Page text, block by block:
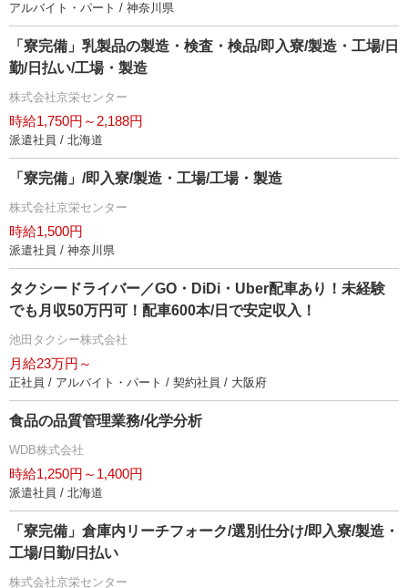
アルバイト・パート / 神奈川県
「寮完備」乳製品の製造・検査・検品/即入寮/製造・工場/日
勤/日払い/工場・製造
株式会社京栄センター
時給1,750円～2,188円
派遣社員 / 北海道
「寮完備」/即入寮/製造・工場/工場・製造
株式会社京栄センター
時給1,500円
派遣社員 / 神奈川県
タクシードライバー／GO・DiDi・Uber配車あり！未経験
でも月収50万円可！配車600本/日で安定収入！
池田タクシー株式会社
月給23万円～
正社員 / アルバイト・パート / 契約社員 / 大阪府
食品の品質管理業務/化学分析
WDB株式会社
時給1,250円～1,400円
派遣社員 / 北海道
「寮完備」倉庫内リーチフォーク/選別仕分け/即入寮/製造・
工場/日勤/日払い
株式会社京栄センター